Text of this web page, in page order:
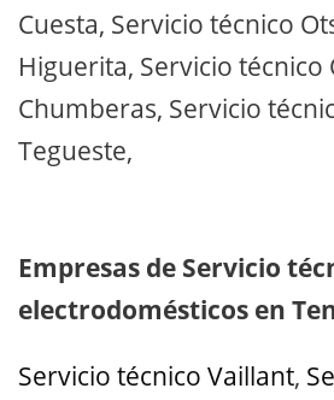
Cuesta, Servicio técnico
Higuerita, Servicio técnico
Chumberas, Servicio
Tegueste,
Empresas de Servicio
electrodomésticos en
Servicio técnico Vaillant,